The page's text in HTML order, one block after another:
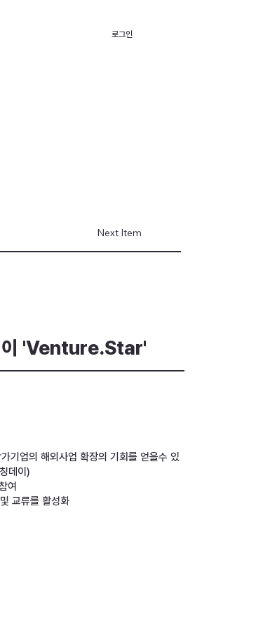
로그인
Next Item
이 'Venture.Star'
기업의 해외사업 확장의 기회를 얻을수 있
데이)
여
교류를 활성화